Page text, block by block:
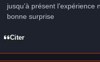
jusqu’à présent
bonne surprise
Citer